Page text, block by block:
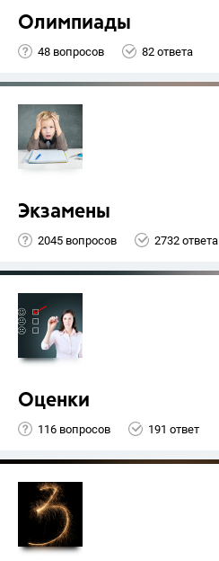
Олимпиады
48 вопросов 82 ответа
Экзамены
2045 вопросов 2732 ответа
Оценки
116 вопросов 191 ответ